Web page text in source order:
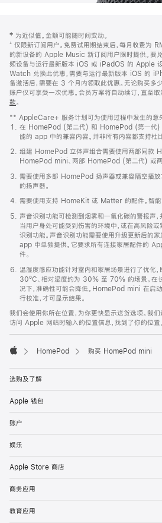
页
页
脚
注
‡ 为近似值。金额可能随时间变动。
⁺ 仅限新订阅用户。免费试用期结束后，每月收费为
的新设备的 Apple Music 新订阅用户限时提供。要
频设备与运行最新版本 iOS 或 iPadOS 的 Apple
Watch 兑换此优惠，需要与运行最新版本 iOS 的
备激活后，需要在 3 个月内领取此优惠。无论购买多
账户仅可享受一次优惠。会员方案将自动续订，直至
款。
窗
口
中
打
开)
** AppleCare+ 服务计划可为使用过程中发生的意
在 HomePod (第二代) 和 HomePod (第一代)
能的 app 中的兼容内容。并非所有内容都支持杜
组建 HomePod 立体声组合需要使用两部同款
HomePod mini、两部 HomePod (第二代) 或
需要使用多部 HomePod 扬声器或兼容隔空播放
的扬声器。
需要使用支持 HomeKit 或 Matter 的配件。智能
声音识别功能可检测到烟雾和一氧化碳的警报声，
当用户身处可能受到伤害的环境中，或在高风险或
识别功能。声音识别功能需要使用升级更新后的
app 中单独提供。它要求所有连接家居配件的
件。
温湿度感应功能针对室内和家居场景进行了优化
30ºC、相对湿度约为 30% 至 70% 的场景。在
况下，准确性可能会降低。HomePod mini 在启
行校准，才可显示结果。
我们会使用你所在位置，为你更快显示送货选项。我
访问 Apple 网站时输入的位置信息，找到了你的位置。
HomePod 购买 HomePod mini
选购及了解
Apple 钱包
账户
娱乐
Apple Store 商店
商务应用
教育应用